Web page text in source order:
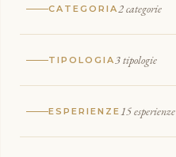
CATEGORIA 2 categorie
TIPOLOGIA 3 tipologie
ESPERIENZE 15 esperienze